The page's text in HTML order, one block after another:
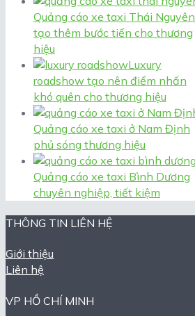
Quảng cáo xe taxi Thái Nguyên
tạo thêm bước tiến cho thương
hiệu
Luxury
roadshow tạo nên điểm nhấn
khó quên cho thương hiệu
Quảng cáo xe taxi ở Nam Định
phủ sóng thương hiệu
Quảng cáo xe taxi Bình Dương
chuyên nghiệp, tiết kiệm
THÔNG TIN LIÊN HỆ
Giới thiệu
Liên hệ
VP HỒ CHÍ MINH